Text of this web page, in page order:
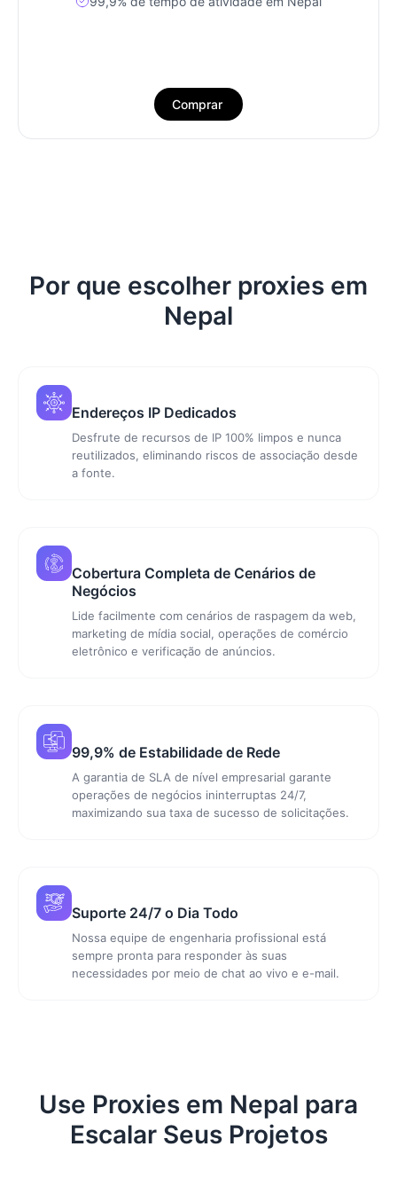
Comprar
Por que escolher proxies em
Nepal
Endereços IP Dedicados
Desfrute de recursos de IP 100% limpos e nunca
reutilizados, eliminando riscos de associação desde
a fonte.
Cobertura Completa de Cenários de
Negócios
Lide facilmente com cenários de raspagem da web,
marketing de mídia social, operações de comércio
eletrônico e verificação de anúncios.
99,9% de Estabilidade de Rede
A garantia de SLA de nível empresarial garante
operações de negócios ininterruptas 24/7,
maximizando sua taxa de sucesso de solicitações.
Suporte 24/7 o Dia Todo
Nossa equipe de engenharia profissional está
sempre pronta para responder às suas
necessidades por meio de chat ao vivo e e-mail.
Use Proxies em Nepal para
Escalar Seus Projetos